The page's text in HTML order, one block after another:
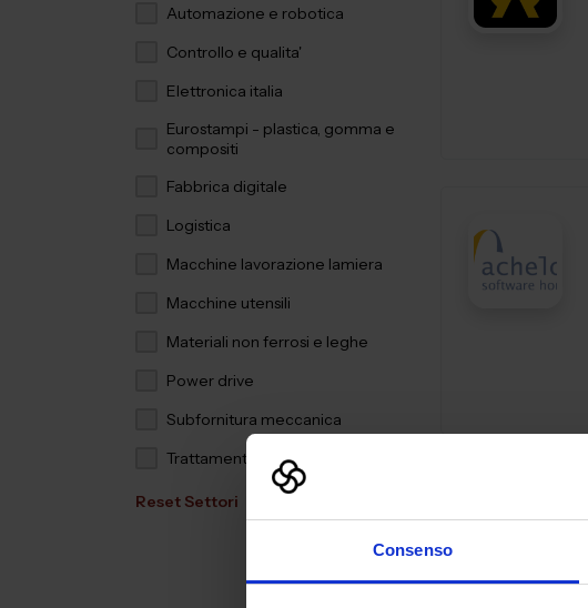
Consenso
Automazione e robotica
Controllo e qualita'
Elettronica italia
Eurostampi - plastica, gomma e
compositi
Fabbrica digitale
Logistica
Macchine lavorazione lamiera
Macchine utensili
Materiali non ferrosi e leghe
Power drive
Subfornitura meccanica
Trattamenti e finiture
Reset Settori